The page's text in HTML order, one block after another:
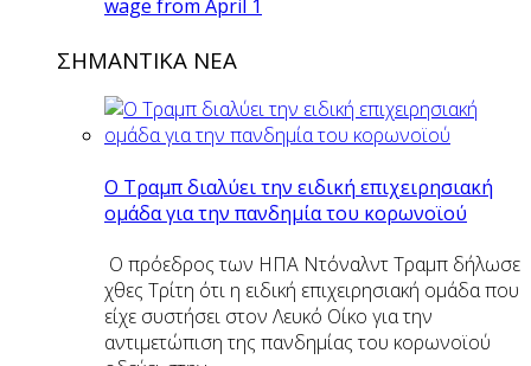
wage from April 1
ΣΗΜΑΝΤΙΚΑ ΝΕΑ
O Tραμπ διαλύει την ειδική επιχειρησιακή
ομάδα για την πανδημία του κορωνοϊού
Ο πρόεδρος των ΗΠΑ Ντόναλντ Τραμπ δήλωσε
χθες Τρίτη ότι η ειδική επιχειρησιακή ομάδα που
είχε συστήσει στον Λευκό Οίκο για την
αντιμετώπιση της πανδημίας του κορωνοϊού